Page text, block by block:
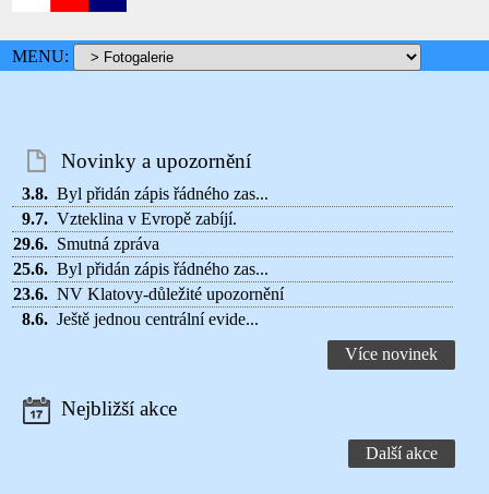
MENU:
Novinky a upozornění
3.8. Byl přidán zápis řádného zas...
9.7. Vzteklina v Evropě zabíjí.
29.6. Smutná zpráva
25.6. Byl přidán zápis řádného zas...
23.6. NV Klatovy-důležité upozornění
8.6. Ještě jednou centrální evide...
Více novinek
Nejbližší akce
Další akce